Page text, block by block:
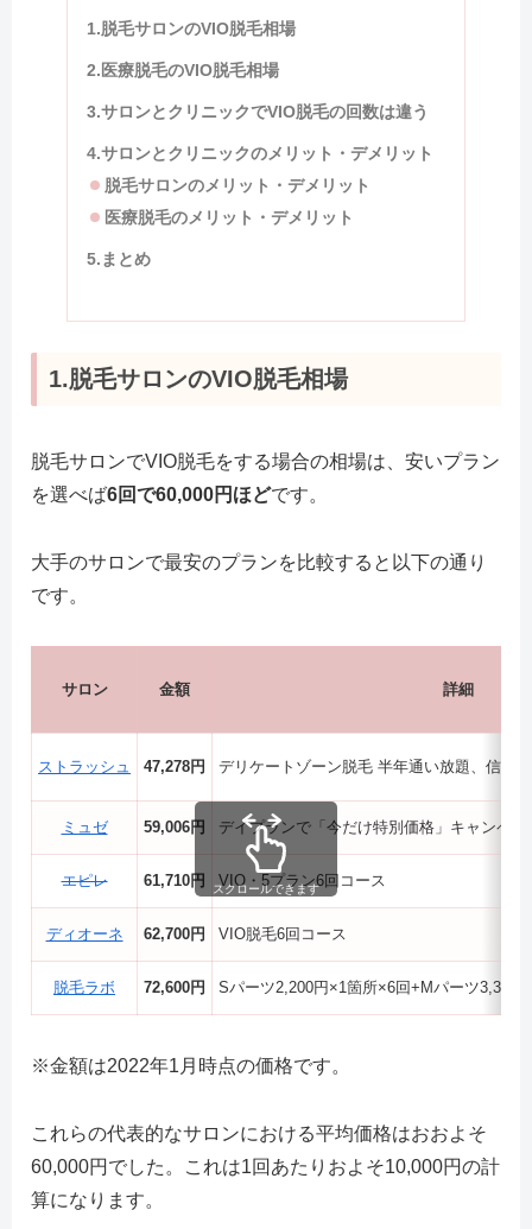
1.脱毛サロンのVIO脱毛相場
2.医療脱毛のVIO脱毛相場
3.サロンとクリニックでVIO脱毛の回数は違う
4.サロンとクリニックのメリット・デメリット
脱毛サロンのメリット・デメリット
医療脱毛のメリット・デメリット
5.まとめ
1.脱毛サロンのVIO脱毛相場
脱毛サロンでVIO脱毛をする場合の相場は、安いプラン
を選べば6回で60,000円ほどです。
大手のサロンで最安のプランを比較すると以下の通り
です。
サロン 金額 詳細
ストラッシュ 47,278円 デリケートゾーン脱毛 半年通い放題、信販
ミュゼ 59,006円 デイプランで「今だけ特別価格」キャンペ
エピレ 61,710円 VIO・5プラン6回コース
ディオーネ 62,700円 VIO脱毛6回コース
脱毛ラボ 72,600円 Sパーツ2,200円×1箇所×6回+Mパーツ3,300
スクロールできます
※金額は2022年1月時点の価格です。
これらの代表的なサロンにおける平均価格はおおよそ
60,000円でした。これは1回あたりおよそ10,000円の計
算になります。